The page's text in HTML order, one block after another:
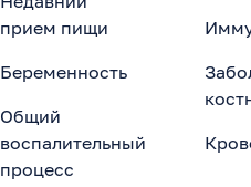
прием пищи
Беременность
Общий
воспалительный
процесс